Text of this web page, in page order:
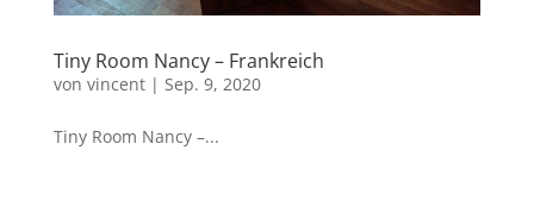
Tiny Room Nancy – Frankreich
von vincent| Sep. 9, 2020
Tiny Room Nancy –...